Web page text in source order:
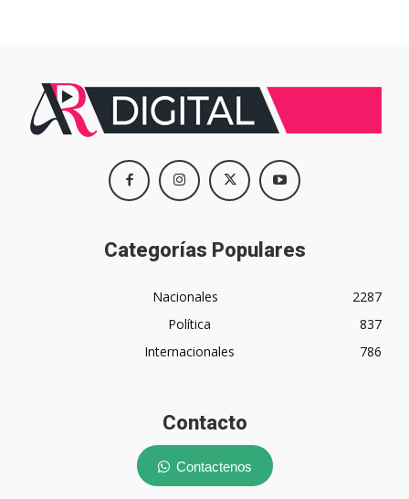
Categorías Populares
Nacionales
2287
Política
837
Internacionales
786
Contacto
Contactenos